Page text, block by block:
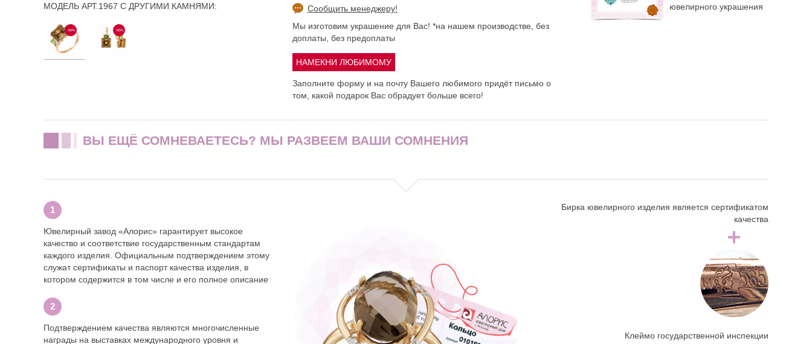
МОДЕЛЬ АРТ.1967 С ДРУГИМИ КАМНЯМИ:
-50% -50%
Сообщить менеджеру!
Мы изготовим украшение для Вас! *на нашем производстве, без
доплаты, без предоплаты
Заполните форму и на почту Вашего любимого придёт письмо о
том, какой подарок Вас обрадует больше всего!
ювелирного украшения
ВЫ ЕЩЁ СОМНЕВАЕТЕСЬ? МЫ РАЗВЕЕМ ВАШИ СОМНЕНИЯ
Ювелирный завод «Алорис» гарантирует высокое
качество и соответствие государственным стандартам
каждого изделия. Официальным подтверждением этому
служат сертификаты и паспорт качества изделия, в
котором содержится в том числе и его полное описание
Подтверждением качества являются многочисленные
награды на выставках международного уровня и
Бирка ювелирного изделия является сертификатом
качества
Клеймо государственной инспекции